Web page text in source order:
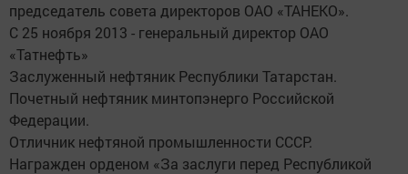
председатель совета директоров ОАО «ТАНЕКО».
С 25 ноября 2013 - генеральный директор ОАО
«Татнефть»
Заслуженный нефтяник Республики Татарстан.
Почетный нефтяник минтопэнерго Российской
Федерации.
Отличник нефтяной промышленности СССР.
Награжден орденом «За заслуги перед Республикой